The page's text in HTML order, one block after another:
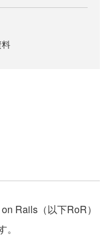
Rails（以下RoR）